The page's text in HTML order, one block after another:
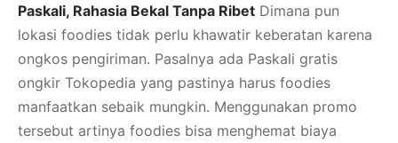
Paskali, Rahasia Bekal Tanpa Ribet Dimana pun
lokasi foodies tidak perlu khawatir keberatan karena
ongkos pengiriman. Pasalnya ada Paskali gratis
ongkir Tokopedia yang pastinya harus foodies
manfaatkan sebaik mungkin. Menggunakan promo
tersebut artinya foodies bisa menghemat biaya